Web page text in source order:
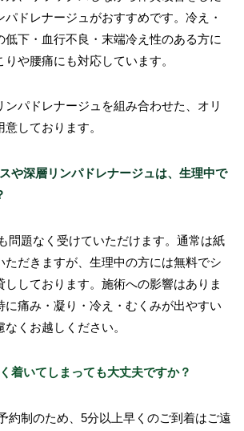
ドレナージュがおすすめです。冷え・
低下・血行不良・末端冷え性のある方に
や腰痛にも対応しています。
ンパドレナージュを組み合わせた、オリ
しております。
や深層リンパドレナージュは、生理中で
問題なく受けていただけます。通常は紙
ただきますが、生理中の方には無料でシ
ししております。施術への影響はありま
に痛み・凝り・冷え・むくみが出やすい
くお越しください。
着いてしまっても大丈夫ですか？
約制のため、5分以上早くのご到着はご遠